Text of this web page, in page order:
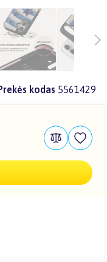
kodas 5561429